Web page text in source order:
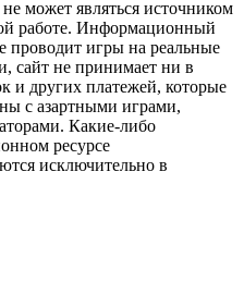
может являться источником
работе. Информационный
проводит игры на реальные
сайт не принимает ни в
и других платежей, которые
с азартными играми,
Какие-либо
ресурсе
исключительно в